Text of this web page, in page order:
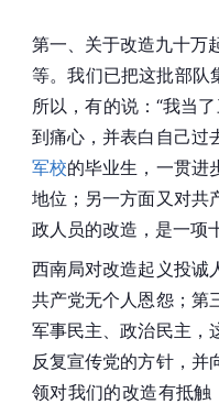
第一、关于改造九十万
等。我们已把这批部队
所以，有的说：“我当
到痛心，并表白自己过
军校的毕业生，一贯进
地位；另一方面又对共
政 人员的改造，是一项
西南局对改造起义投诚
共产党无个人恩怨；第
军事民主、政治民主，
反复宣传党的方针，并
领对我们的改造有抵